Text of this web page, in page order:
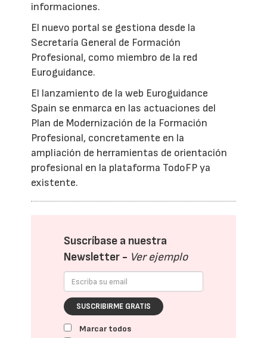
informaciones.
El nuevo portal se gestiona desde la
Secretaría General de Formación
Profesional, como miembro de la red
Euroguidance.
El lanzamiento de la web Euroguidance
Spain se enmarca en las actuaciones del
Plan de Modernización de la Formación
Profesional, concretamente en la
ampliación de herramientas de orientación
profesional en la plataforma TodoFP ya
existente.
Suscríbase a nuestra
Newsletter - Ver ejemplo
SUSCRIBIRME GRATIS
Marcar todos